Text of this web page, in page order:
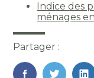
Indice des
ménages
Partager :